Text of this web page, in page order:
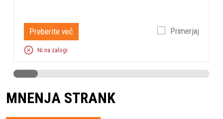
Preberite več Primerjaj
Ni na zalogi
MNENJA STRANK